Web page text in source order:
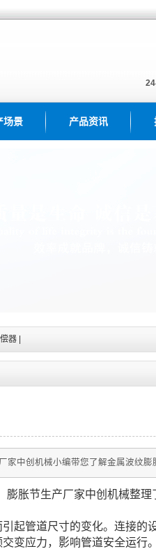
24
场景 产品资讯
器
中创机械小编带您了解金属波纹膨
膨胀节生产厂家中创机械整
起管道尺寸的变化。连接的
变应力，影响管道安全运行